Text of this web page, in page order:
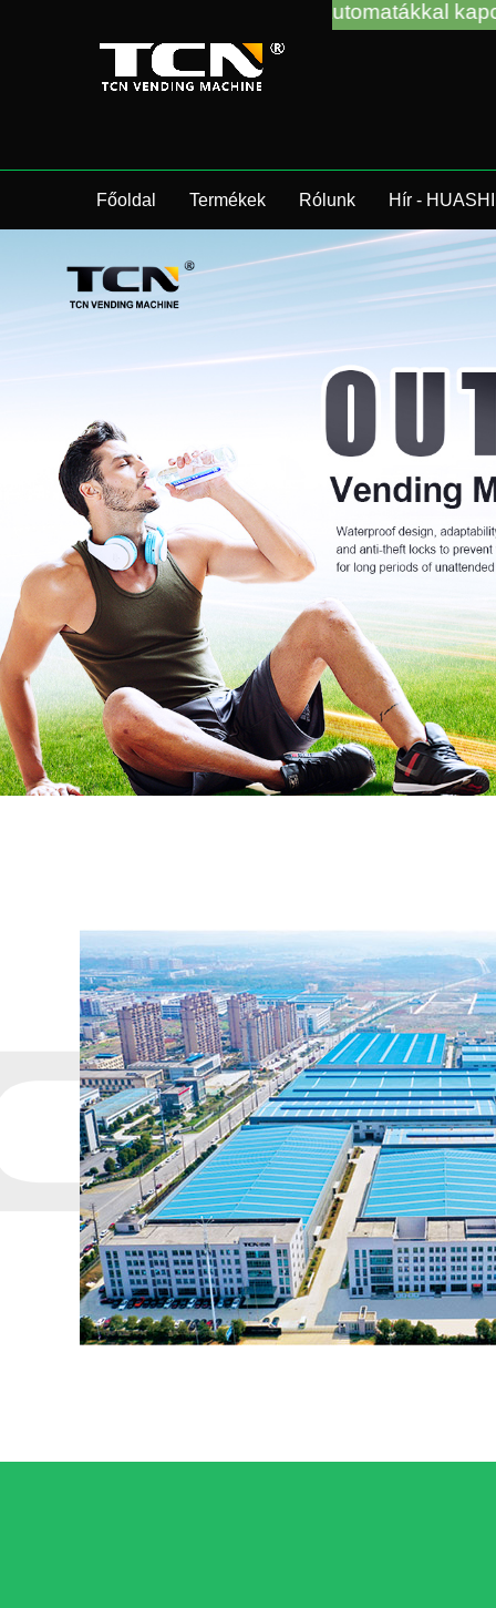
Főoldal Termékek Rólunk Hír -
Önt az automatákkal kapcsolatos